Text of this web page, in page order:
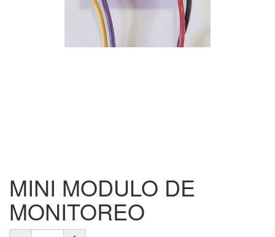
MINI MODULO DE
MONITOREO